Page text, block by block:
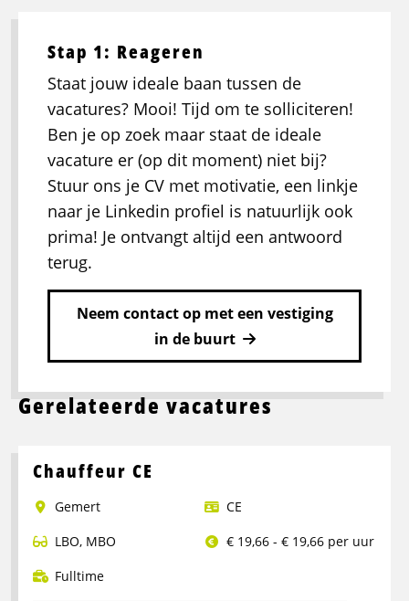
Stap 1: Reageren
Staat jouw ideale baan tussen de
vacatures? Mooi! Tijd om te solliciteren!
Ben je op zoek maar staat de ideale
vacature er (op dit moment) niet bij?
Stuur ons je CV met motivatie, een linkje
naar je Linkedin profiel is natuurlijk ook
prima! Je ontvangt altijd een antwoord
terug.
Neem contact op met een vestiging
in de buurt
Gerelateerde vacatures
Chauffeur CE
Gemert
CE
LBO, MBO
€ 19,66 - € 19,66 per uur
Fulltime